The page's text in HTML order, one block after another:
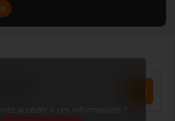
accéder à ces informations ?